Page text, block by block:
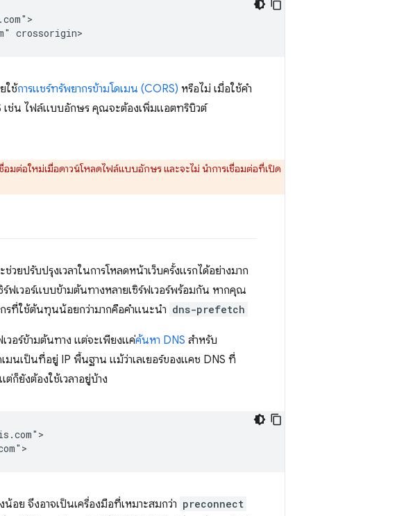
ใช้การแชร์ทรัพยากรข้ามโดเมน (CORS) หรือไม่ เมื่อใช้คำ
เช่น ไฟล์แบบอักษร คุณจะต้องเพิ่มแอตทริบิวต์
มต่อใหม่เมื่อดาวน์โหลดไฟล์แบบอักษร และจะไม่ นำการเชื่อมต่อที่เปิด
ยปรับปรุงเวลาในการโหลดหน้าเว็บครั้งแรกได้อย่างมาก
ฟเวอร์แบบข้ามต้นทางหลายเซิร์ฟเวอร์พร้อมกัน หากคุณ
รที่ใช้ต้นทุนน้อยกว่ามากคือคำแนะนำ dns-prefetch
เวอร์ข้ามต้นทาง แต่จะเพียงแค่ค้นหา DNS สำหรับ
มนเป็นที่อยู่ IP พื้นฐาน แม้ว่าเลเยอร์ของแคช DNS ที่
ก็ยังต้องใช้เวลาอยู่บ้าง
อย จึงอาจเป็นเครื่องมือที่เหมาะสมกว่า preconnect